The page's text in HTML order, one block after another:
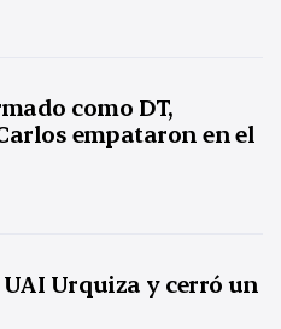
como DT,
empataron en el
Urquiza y cerró un